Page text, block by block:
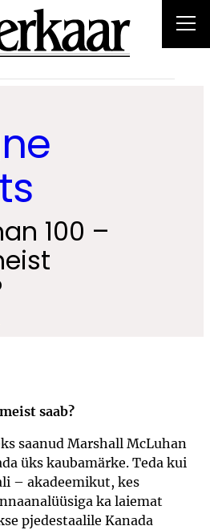
100 –
saab?
saanud Marshall McLuhan
üks kaubamärke. Teda kui
– akadeemikut, kes
ka laiemat
pjedestaalile Kanada